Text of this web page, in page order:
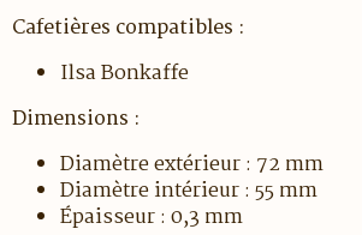
Cafetières compatibles :
Ilsa Bonkaffe
Dimensions :
Diamètre extérieur : 72 mm
Diamètre intérieur : 55 mm
Épaisseur : 0,3 mm